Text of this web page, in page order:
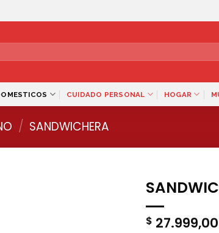
CUIDADO PERSONAL HOGAR
/ SANDWICHERA
$ 27.999,00